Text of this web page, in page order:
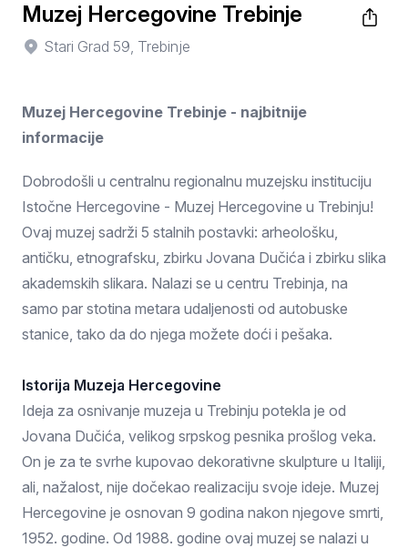
Muzej Hercegovine Trebinje
Stari Grad 59, Trebinje
Muzej Hercegovine Trebinje - najbitnije
informacije
Dobrodošli u centralnu regionalnu muzejsku instituciju
Istočne Hercegovine - Muzej Hercegovine u Trebinju!
Ovaj muzej sadrži 5 stalnih postavki: arheološku,
antičku, etnografsku, zbirku Jovana Dučića i zbirku slika
akademskih slikara. Nalazi se u centru Trebinja, na
samo par stotina metara udaljenosti od autobuske
stanice, tako da do njega možete doći i pešaka.
Istorija Muzeja Hercegovine
Ideja za osnivanje muzeja u Trebinju potekla je od
Jovana Dučića, velikog srpskog pesnika prošlog veka.
On je za te svrhe kupovao dekorativne skulpture u Italiji,
ali, nažalost, nije dočekao realizaciju svoje ideje. Muzej
Hercegovine je osnovan 9 godina nakon njegove smrti,
1952. godine. Od 1988. godine ovaj muzej se nalazi u